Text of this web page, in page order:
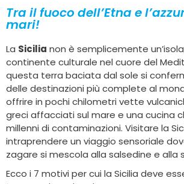
Tra il fuoco dell’Etna e
mari!
La Sicilia non è semplicemente
continente culturale nel cuore del
questa terra baciata dal sole si
delle destinazioni più complete al
offrire in pochi chilometri vette
greci affacciati sul mare e una cucina
millenni di contaminazioni. Visitare la
intraprendere un viaggio sensoriale
zagare si mescola alla salsedine e alla
Ecco i 7 motivi per cui la Sicilia deve